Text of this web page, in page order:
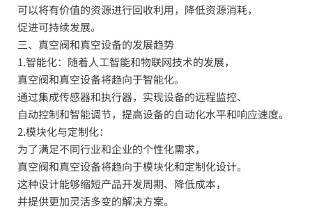
可以将有价值的资源进行回收利用，降低资源消耗，
促进可持续发展。
三、真空阀和真空设备的发展趋势
1.智能化：随着人工智能和物联网技术的发展，
真空阀和真空设备将趋向于智能化。
通过集成传感器和执行器，实现设备的远程监控、
自动控制和智能调节，提高设备的自动化水平和响应速度。
2.模块化与定制化：
为了满足不同行业和企业的个性化需求，
真空阀和真空设备将趋向于模块化和定制化设计。
这种设计能够缩短产品开发周期、降低成本，
并提供更加灵活多变的解决方案。